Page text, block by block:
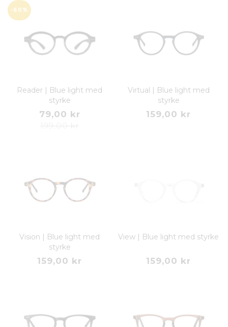
-60%
Reader | Blue light med
styrke
79,00 kr
Virtual | Blue light med
styrke
159,00 kr
Vision | Blue light med
styrke
159,00 kr
View | Blue light med styrke
159,00 kr